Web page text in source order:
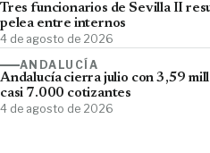
Tres funcionarios de Sevilla II
pelea entre internos
4 de agosto de 2026
ANDALUCÍA
Andalucía cierra julio con 3,59
casi 7.000 cotizantes
4 de agosto de 2026